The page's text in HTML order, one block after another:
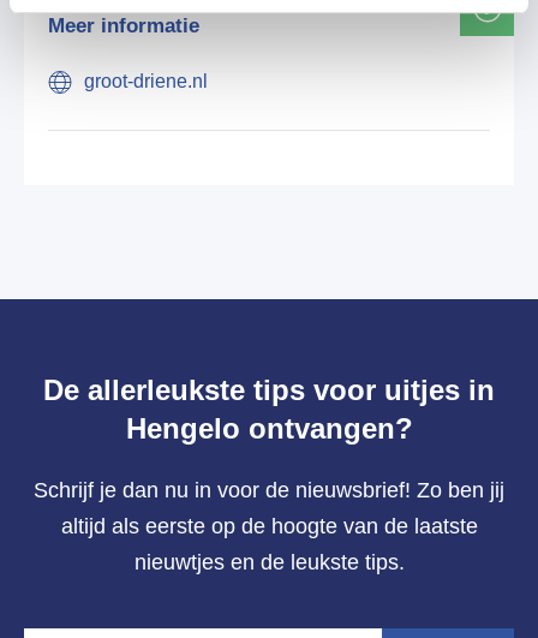
Meer informatie
groot-driene.nl
De allerleukste tips voor uitjes in
Hengelo ontvangen?
Schrijf je dan nu in voor de nieuwsbrief! Zo ben jij
altijd als eerste op de hoogte van de laatste
nieuwtjes en de leukste tips.